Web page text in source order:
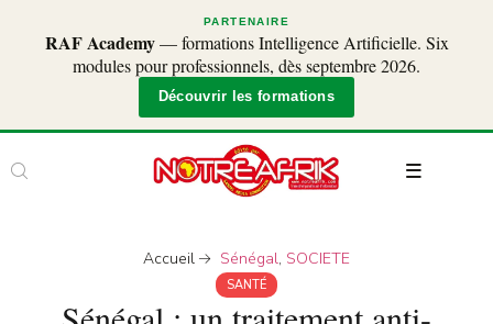
PARTENAIRE
RAF Academy— formations Intelligence Artificielle. Six
modules pour professionnels, dès septembre 2026.
Découvrir les formations
Accueil Sénégal, SOCIETE
SANTÉ